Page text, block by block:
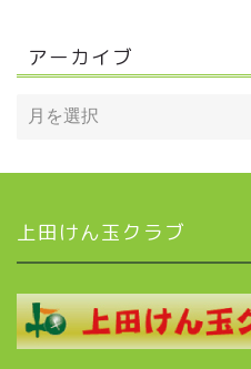
アーカイブ
上田けん玉クラブ